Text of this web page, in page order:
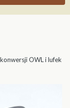
OWL i lufek